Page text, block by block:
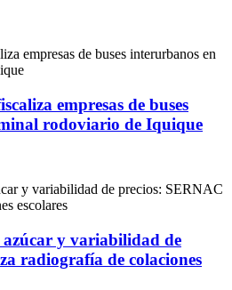
empresas de buses
rodoviario de Iquique
y variabilidad de
radiografía de colaciones